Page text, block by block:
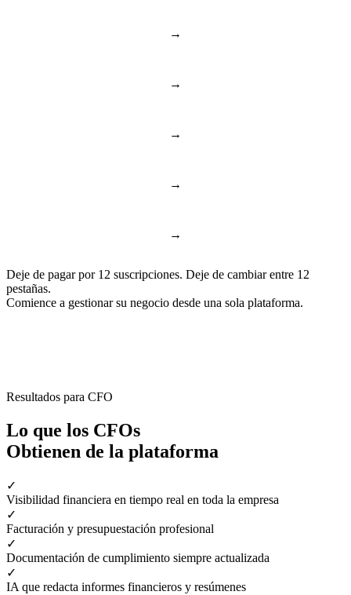
→
→
→
→
→
Deje de pagar por 12 suscripciones. Deje de cambiar entre 12
pestañas.
Comience a gestionar su negocio desde una sola plataforma.
Resultados para CFO
Lo que los CFOs
Obtienen de la plataforma
✓
Visibilidad financiera en tiempo real en toda la empresa
✓
Facturación y presupuestación profesional
✓
Documentación de cumplimiento siempre actualizada
✓
IA que redacta informes financieros y resúmenes